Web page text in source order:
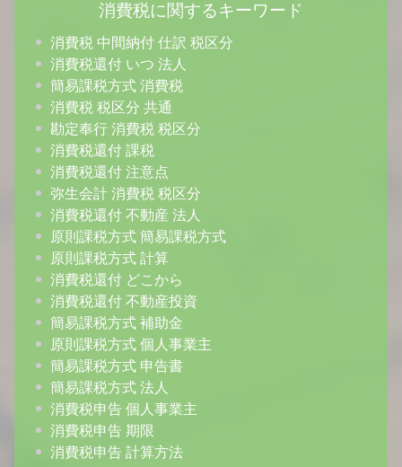
消費税に関するキーワード
消費税 中間納付 仕訳 税区分
消費税還付 いつ 法人
簡易課税方式 消費税
消費税 税区分 共通
勘定奉行 消費税 税区分
消費税還付 課税
消費税還付 注意点
弥生会計 消費税 税区分
消費税還付 不動産 法人
原則課税方式 簡易課税方式
原則課税方式 計算
消費税還付 どこから
消費税還付 不動産投資
簡易課税方式 補助金
原則課税方式 個人事業主
簡易課税方式 申告書
簡易課税方式 法人
消費税申告 個人事業主
消費税申告 期限
消費税申告 計算方法